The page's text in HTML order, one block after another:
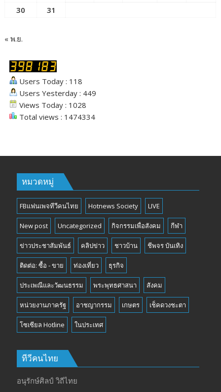
30
31
« พ.ย.
Users Today : 118
Users Yesterday : 449
Views Today : 1028
Total views : 1474334
หมวดหมู่
FBแฟนเพจทีวีคนไทย Hotnews Society LIVE
New post Uncategorized กิจกรรมเพื่อสังคม กีฬา
ข่าวประชาสัมพันธ์ คลิปข่าว ชาวบ้าน ชีพจร บันเทิง
ติดต่อ: ซื้อ - ขาย ท่องเที่ยว ธุรกิจ
ประเพณีและวัฒนธรรม พระพุทธศาสนา สังคม
หน่วยงานภาครัฐ อาชญากรรม เกษตร เช็คดวงชะตา
โซเซียล Hotline ในประเทศ
ทีวีคนไทย
อนุรักษ์ศิลป์ วิถีไทย